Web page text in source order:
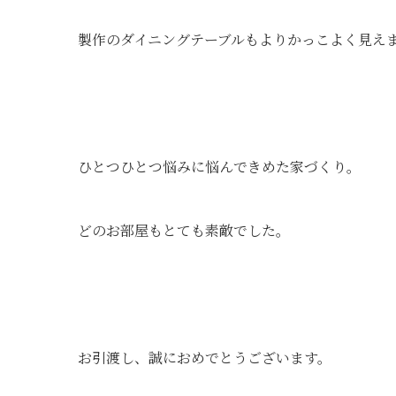
製作のダイニングテーブルもよりかっこよく見え
ひとつひとつ悩みに悩んできめた家づくり。
どのお部屋もとても素敵でした。
お引渡し、誠におめでとうございます。